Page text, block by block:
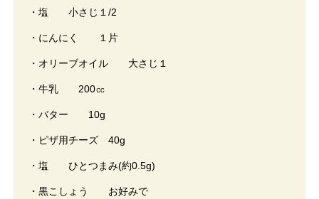
・塩 小さじ１/2
・にんにく １片
・オリーブオイル 大さじ１
・牛乳 200㏄
・バター 10g
・ピザ用チーズ 40g
・塩 ひとつまみ(約0.5g)
・黒こしょう お好みで